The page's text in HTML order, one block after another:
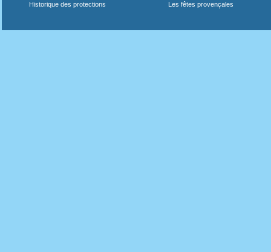
Historique des protections Les fêtes provençales